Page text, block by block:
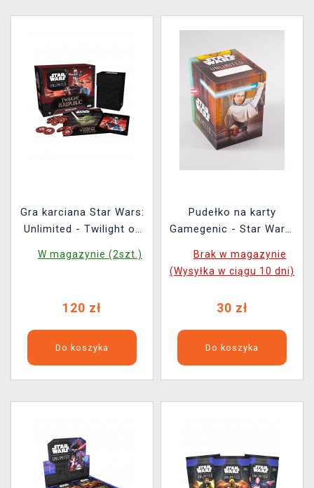
Gra karciana Star Wars:
Unlimited - Twilight of
Pack
W magazynie (2szt.)
120 zł
Do koszyka
Pudełko na karty
Gamegenic - Star Wars:
Obi-Wan/Darth Maul
Brak w magazynie
(Wysyłka w ciągu 10 dni)
30 zł
Do koszyka